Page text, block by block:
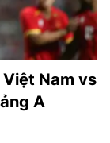
Nam vs
A